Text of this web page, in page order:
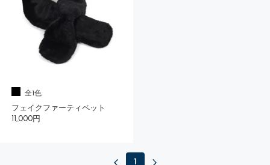
全1色
フェイクファーティペット
11,000円
1